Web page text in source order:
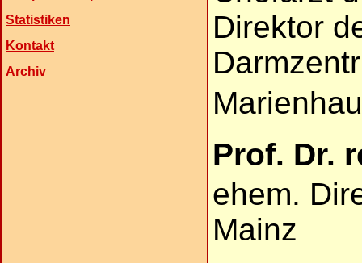
Statistiken
Kontakt
Archiv
Direktor
Prof. Dr.
ehem.
Mainz